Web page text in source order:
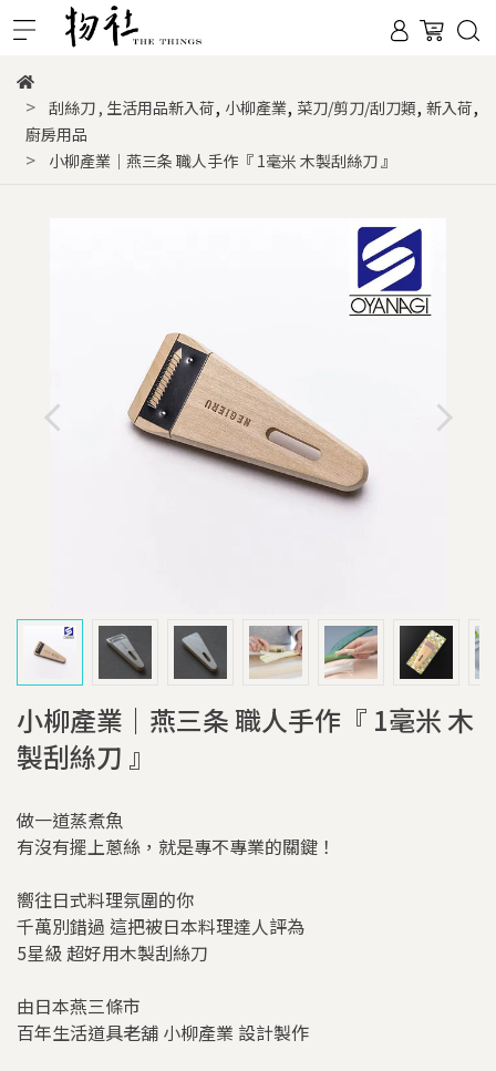
刮絲刀 , 生活用品新入荷, 小柳產業, 菜刀/剪刀/刮刀類, 新入荷,
廚房用品
小柳產業｜燕三条 職人手作『 1毫米 木製刮絲刀 』
小柳產業｜燕三条 職人手作『 1毫米 木
製刮絲刀 』
做一道蒸煮魚
有沒有擺上蔥絲，就是專不專業的關鍵！
嚮往日式料理氛圍的你
千萬別錯過 這把被日本料理達人評為
5星級 超好用木製刮絲刀
由日本燕三條市
百年生活道具老舖 小柳產業 設計製作